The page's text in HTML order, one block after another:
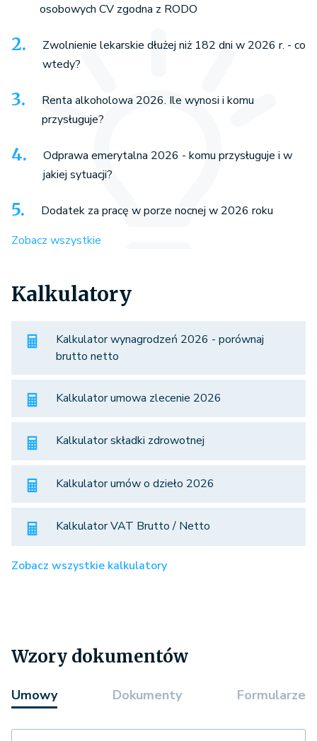
osobowych CV zgodna z RODO
Zwolnienie lekarskie dłużej niż 182 dni w 2026 r. - co
wtedy?
Renta alkoholowa 2026. Ile wynosi i komu
przysługuje?
Odprawa emerytalna 2026 - komu przysługuje i w
jakiej sytuacji?
Dodatek za pracę w porze nocnej w 2026 roku
Zobacz wszystkie
Kalkulatory
Kalkulator wynagrodzeń 2026 - porównaj
brutto netto
Kalkulator umowa zlecenie 2026
Kalkulator składki zdrowotnej
Kalkulator umów o dzieło 2026
Kalkulator VAT Brutto / Netto
Zobacz wszystkie kalkulatory
Wzory dokumentów
Umowy Dokumenty Formularze